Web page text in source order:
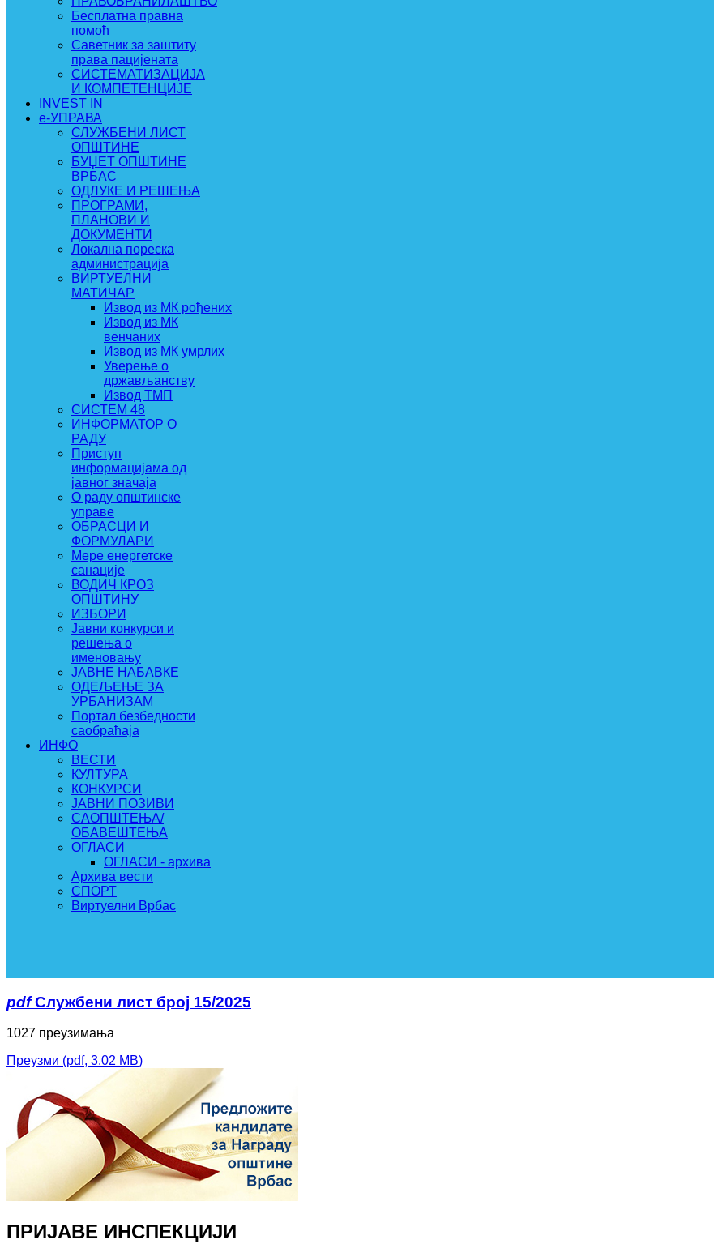
Бесплатна правна
помоћ
Саветник за заштиту
права пацијената
СИСТЕМАТИЗАЦИЈА
И КОМПЕТЕНЦИЈЕ
INVEST IN
e-УПРАВА
СЛУЖБЕНИ ЛИСТ
ОПШТИНЕ
БУЏЕТ ОПШТИНЕ
ВРБАС
ОДЛУКЕ И РЕШЕЊА
ПРОГРАМИ,
ПЛАНОВИ И
ДОКУМЕНТИ
Локална пореска
администрација
ВИРТУЕЛНИ
МАТИЧАР
Извод из МК рођених
Извод из МК
венчаних
Извод из МК умрлих
Уверење о
држављанству
Извод ТМП
СИСТЕМ 48
ИНФОРМАТОР О
РАДУ
Приступ
информацијама од
јавног значаја
О раду општинске
управе
ОБРАСЦИ И
ФОРМУЛАРИ
Мере енергетске
санације
ВОДИЧ КРОЗ
ОПШТИНУ
ИЗБОРИ
Јавни конкурси и
решења о
именовању
ЈАВНЕ НАБАВКЕ
ОДЕЉЕЊЕ ЗА
УРБАНИЗАМ
Портал безбедности
саобраћаја
ИНФО
ВЕСТИ
КУЛТУРА
КОНКУРСИ
ЈАВНИ ПОЗИВИ
САОПШТЕЊА/
ОБАВЕШТЕЊА
ОГЛАСИ
ОГЛАСИ - архива
Архива вести
СПОРТ
Виртуелни Врбас
pdf Службени лист број 15/2025
1027 преузимања
Преузми (pdf, 3.02 MB)
ПРИЈАВЕ ИНСПЕКЦИЈИ